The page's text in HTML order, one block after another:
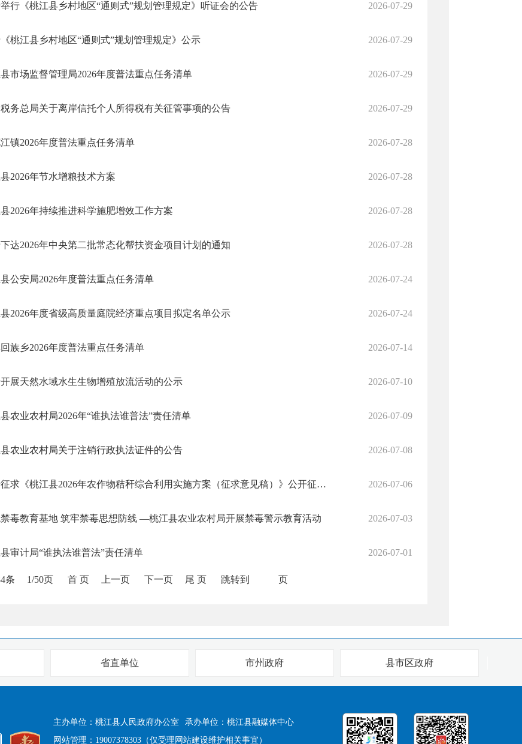
行《桃江县乡村地区“通则式”规划管理规定》听证会的公告 2026-07-29
桃江县乡村地区“通则式”规划管理规定》公示 2026-07-29
市场监督管理局2026年度普法重点任务清单 2026-07-29
务总局关于离岸信托个人所得税有关征管事项的公告 2026-07-29
镇2026年度普法重点任务清单 2026-07-28
2026年节水增粮技术方案 2026-07-28
2026年持续推进科学施肥增效工作方案 2026-07-28
达2026年中央第二批常态化帮扶资金项目计划的通知 2026-07-28
公安局2026年度普法重点任务清单 2026-07-24
2026年度省级高质量庭院经济重点项目拟定名单公示 2026-07-24
族乡2026年度普法重点任务清单 2026-07-14
展天然水域水生生物增殖放流活动的公示 2026-07-10
农业农村局2026年“谁执法谁普法”责任清单 2026-07-09
农业农村局关于注销行政执法证件的公告 2026-07-08
关于征求《桃江县2026年农作物秸秆综合利用实施方案（征求意见稿）》公开征求意见的公告 2026-07-06
毒教育基地 筑牢禁毒思想防线 —桃江县农业农村局开展禁毒警示教育活动 2026-07-03
审计局“谁执法谁普法”责任清单 2026-07-01
条 1/50页 首 页 上一页 下一页 尾 页 跳转到 页
省直单位 市州政府 县市区政府
主办单位：桃江县人民政府办公室
承办单位：桃江县融媒体中心
网站管理：19007378303（仅受理网站建设维护相关事宜）